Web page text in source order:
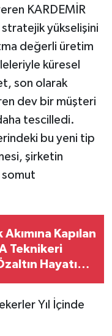
KARDEMİR
yükselişini
değerli üretim
küresel
son olarak
dev bir müşteri
tescilledi.
bu yeni tip
şirketin
somut
Kapılan
Teknikeri
Hayatını
Yıl İçinde